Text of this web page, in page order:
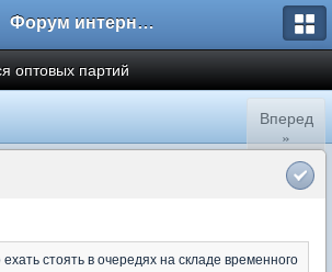
Форум интернет покупателей
оптовых партий
Вперед
»
стоять в очередях на складе временного